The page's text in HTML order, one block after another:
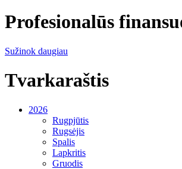
Profesionalūs
Sužinok daugiau
Tvarkaraštis
2026
Rugpjūtis
Rugsėjis
Spalis
Lapkritis
Gruodis